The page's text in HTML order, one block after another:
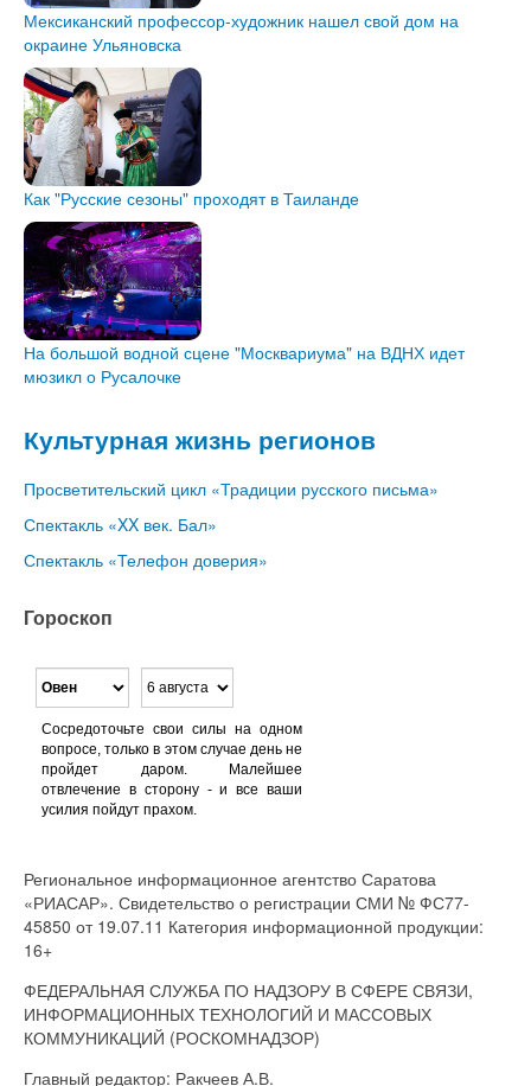
Мексиканский профессор-художник нашел свой дом на
окраине Ульяновска
Как "Русские сезоны" проходят в Таиланде
На большой водной сцене "Москвариума" на ВДНХ идет
мюзикл о Русалочке
Культурная жизнь регионов
Просветительский цикл «Традиции русского письма»
Спектакль «XX век. Бал»
Спектакль «Телефон доверия»
Гороскоп
Сосредоточьте свои силы на одном
вопросе, только в этом случае день не
пройдет даром. Малейшее
отвлечение в сторону - и все ваши
усилия пойдут прахом.
Региональное информационное агентство Саратова
«РИАСАР». Свидетельство о регистрации СМИ № ФС77-
45850 от 19.07.11 Категория информационной продукции:
16+
ФЕДЕРАЛЬНАЯ СЛУЖБА ПО НАДЗОРУ В СФЕРЕ СВЯЗИ,
ИНФОРМАЦИОННЫХ ТЕХНОЛОГИЙ И МАССОВЫХ
КОММУНИКАЦИЙ (РОСКОМНАДЗОР)
Главный редактор: Ракчеев А.В.